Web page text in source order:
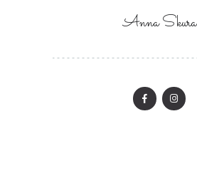
Anna Skura